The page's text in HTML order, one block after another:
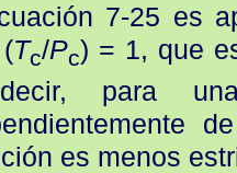
7-25 es
Tc/Pc) = 1, que
para
es menos